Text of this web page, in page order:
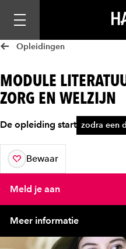
Mobiele navigatie
Opleidingen
MODULE
ZORG EN WELZIJN
De opleiding start zodra een
Bewaar
aan je favorieten
Meld je aan
Meer informatie